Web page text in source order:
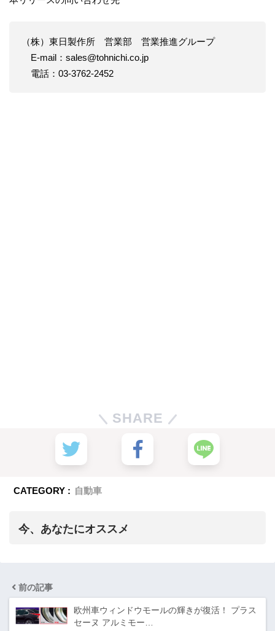
（株）東日製作所 営業部 営業推進グループ
E-mail：sales@tohnichi.co.jp
電話：03-3762-2452
SHARE
CATEGORY : 自動車
今、あなたにオススメ
前の記事
欧州車ウィンドウモールの輝きが復活！ プラス
セーヌ アルミモー…